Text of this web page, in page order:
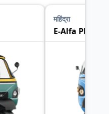
महिंद्रा
E-Alfa Plus